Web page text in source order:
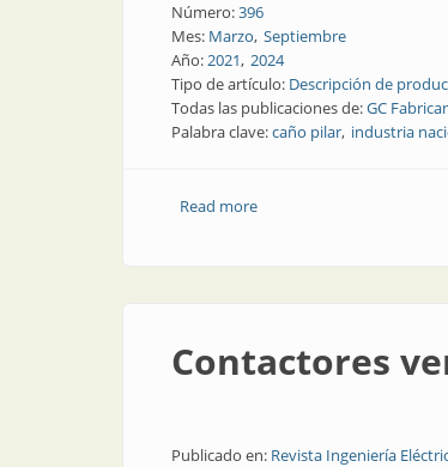
Número:396
Mes: Marzo Septiembre
Año:2021 2024
Tipo de artículo: Descripción de
Todas las publicaciones de:GC
Palabra clave:caño pilar industria
Read moreabout Kit para la bajada
Contactores
Publicado en: Revista Ingeniería